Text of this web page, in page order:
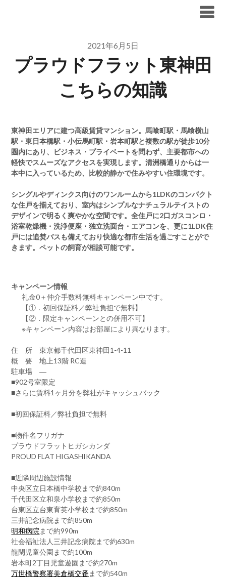
2021年6月5日
プラウドフラット東神田
こちらの知識
東神田エリアに建つ高級賃貸マンション。馬喰町駅・馬喰横山
駅・東日本橋駅・小伝馬町駅・岩本町駅と複数の駅が徒歩10分
圏内にあり、ビジネス・プライベートを問わず、主要都市への
軽快でスムーズなアクセスを実現します。清洲橋通りからは一
本中に入っているため、比較的静かで住みやすい住環境です。
シングルやディンクス向けのワンルームから1LDKのコンパクト
な住戸を揃えており、室内はシンプルなナチュラルテイストの
デザインで明るく爽やかな空間です。全住戸に2口ガスコンロ・
浴室乾燥機・洗浄便座・独立洗面台・エアコンを、更に1LDK住
戸には追焚バスも備えており快適な都市生活を過ごすことがで
きます。ペットの飼育が相談可能です。
キャンペーン情報
礼金0＋仲介手数料無料キャンペーン中です。
【①．初回保証料／弊社負担で無料】
【②．限定キャンペーンとの併用不可】
※キャンペーン内容はお部屋により異なります。
住 所 東京都千代田区東神田1-4-11
概 要 地上13階 RC造
駐車場 ―
■902号室限定
■さらに賃料1ヶ月分を弊社がキャッシュバック
■初回保証料／弊社負担で無料
■物件名フリガナ
プラウドフラットヒガシカンダ
PROUD FLAT HIGASHIKANDA
■近隣周辺施設情報
中央区立日本橋中学校まで約840m
千代田区立和泉小学校まで約850m
台東区立台東育英小学校まで約850m
三井記念病院まで約850m
明和病院 まで約990m
社会福祉法人三井記念病院まで約630m
龍閑児童公園まで約100m
岩本町2丁目児童遊園まで約270m
万世橋警察署美倉橋交番 まで約540m